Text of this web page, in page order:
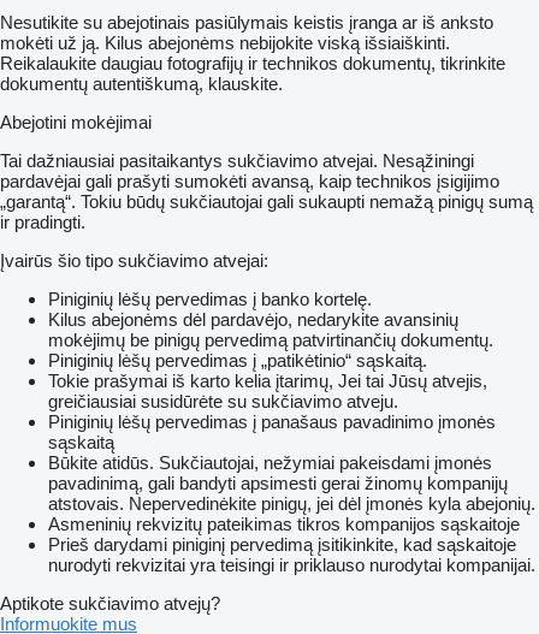
Nesutikite su abejotinais pasiūlymais keistis įranga ar iš anksto
mokėti už ją. Kilus abejonėms nebijokite viską išsiaiškinti.
Reikalaukite daugiau fotografijų ir technikos dokumentų, tikrinkite
dokumentų autentiškumą, klauskite.
Abejotini mokėjimai
Tai dažniausiai pasitaikantys sukčiavimo atvejai. Nesąžiningi
pardavėjai gali prašyti sumokėti avansą, kaip technikos įsigijimo
„garantą“. Tokiu būdų sukčiautojai gali sukaupti nemažą pinigų sumą
ir pradingti.
Įvairūs šio tipo sukčiavimo atvejai:
Piniginių lėšų pervedimas į banko kortelę.
Kilus abejonėms dėl pardavėjo, nedarykite avansinių
mokėjimų be pinigų pervedimą patvirtinančių dokumentų.
Piniginių lėšų pervedimas į „patikėtinio“ sąskaitą.
Tokie prašymai iš karto kelia įtarimų, Jei tai Jūsų atvejis,
greičiausiai susidūrėte su sukčiavimo atveju.
Piniginių lėšų pervedimas į panašaus pavadinimo įmonės
sąskaitą
Būkite atidūs. Sukčiautojai, nežymiai pakeisdami įmonės
pavadinimą, gali bandyti apsimesti gerai žinomų kompanijų
atstovais. Nepervedinėkite pinigų, jei dėl įmonės kyla abejonių.
Asmeninių rekvizitų pateikimas tikros kompanijos sąskaitoje
Prieš darydami piniginį pervedimą įsitikinkite, kad sąskaitoje
nurodyti rekvizitai yra teisingi ir priklauso nurodytai kompanijai.
Aptikote sukčiavimo atvejų?
Informuokite mus